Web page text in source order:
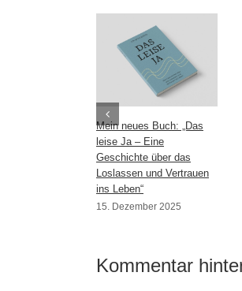
Mein neues Buch: „Das
leise Ja – Eine
Geschichte über das
Loslassen und Vertrauen
ins Leben“
15. Dezember 2025
Kommentar